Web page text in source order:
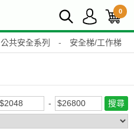
0
公共安全系列 - 安全梯/工作梯